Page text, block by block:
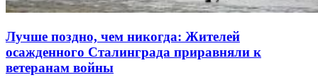
Лучше поздно, чем никогда: Жителей
осажденного Сталинграда приравняли к
ветеранам войны